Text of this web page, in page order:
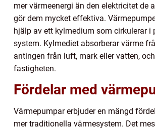
mer värmeenergi än den elektricitet de
gör dem mycket effektiva.
hjälp av ett kylmedium som cirkulerar i
system. Kylmediet absorberar värme
antingen från luft, mark eller vatten,
fastigheten.
Fördelar med
Värmepumpar erbjuder en mängd
mer traditionella värmesystem. Det